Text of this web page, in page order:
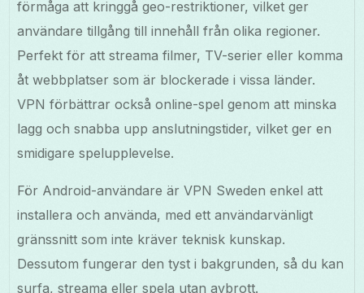
förmåga att kringgå geo-restriktioner, vilket ger
användare tillgång till innehåll från olika regioner.
Perfekt för att streama filmer, TV-serier eller komma
åt webbplatser som är blockerade i vissa länder.
VPN förbättrar också online-spel genom att minska
lagg och snabba upp anslutningstider, vilket ger en
smidigare spelupplevelse.
För Android-användare är VPN Sweden enkel att
installera och använda, med ett användarvänligt
gränssnitt som inte kräver teknisk kunskap.
Dessutom fungerar den tyst i bakgrunden, så du kan
surfa, streama eller spela utan avbrott.